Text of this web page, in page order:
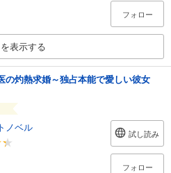
フォロー
表示する
の灼熱求婚～独占本能で愛しい彼女
ノベル
試し読み
フォロー